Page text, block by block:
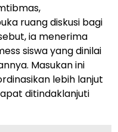
ruang diskusi bagi
ia menerima
siswa yang dinilai
Masukan ini
lebih lanjut
ditindaklanjuti